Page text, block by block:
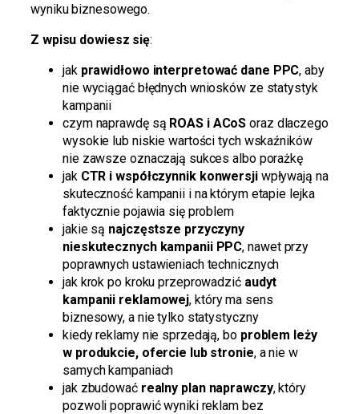
wyniku biznesowego.
Z wpisu dowiesz się:
jak prawidłowo interpretować dane PPC, aby
nie wyciągać błędnych wniosków ze statystyk
kampanii
czym naprawdę są ROAS i ACoS oraz dlaczego
wysokie lub niskie wartości tych wskaźników
nie zawsze oznaczają sukces albo porażkę
jak CTR i współczynnik konwersjiwpływają na
skuteczność kampanii i na którym etapie lejka
faktycznie pojawia się problem
jakie są najczęstsze przyczyny
nieskutecznych kampanii PPC, nawet przy
poprawnych ustawieniach technicznych
jak krok po kroku przeprowadzić audyt
kampanii reklamowej, który ma sens
biznesowy, a nie tylko statystyczny
kiedy reklamy nie sprzedają, bo problem leży
w produkcie, ofercie lub stronie, a nie w
samych kampaniach
jak zbudować realny plan naprawczy, który
pozwoli poprawić wyniki reklam bez